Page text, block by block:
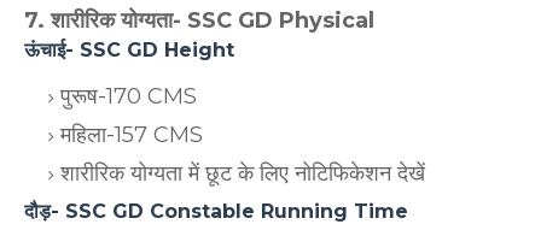
7. शारीरिक योग्यता- SSC GD Physical
ऊंचाई- SSC GD Height
पुरूष-170 CMS
महिला-157 CMS
शारीरिक योग्यता में छूट के लिए नोटिफिकेशन देखें
दौड़- SSC GD Constable Running Time